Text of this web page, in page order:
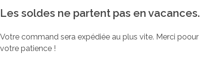
Les soldes ne partent pas en vacances.
Votre command sera expédiée au plus vite. Merci poour
votre patience !